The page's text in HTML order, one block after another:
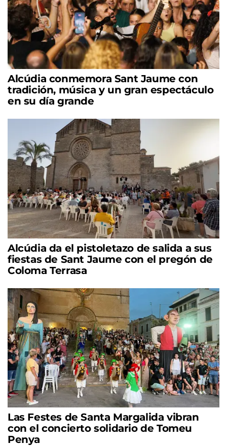
Alcúdia conmemora Sant Jaume con
tradición, música y un gran espectáculo
en su día grande
Alcúdia da el pistoletazo de salida a sus
fiestas de Sant Jaume con el pregón de
Coloma Terrasa
Las Festes de Santa Margalida vibran
con el concierto solidario de Tomeu
Penya